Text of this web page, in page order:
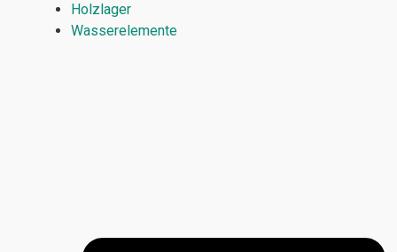
Holzlager
Wasserelemente